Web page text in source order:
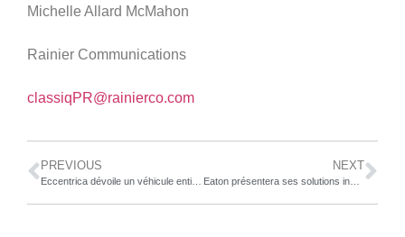
Michelle Allard McMahon
Rainier Communications
classiqPR@rainierco.com
PREVIOUS NEXT
Eaton présentera ses solutions innovantes pour le marché en pleine croissance des véhicules électrifiés au salon Automechanika de Francfort